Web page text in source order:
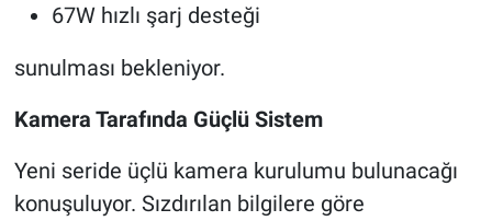
67W hızlı şarj desteği
sunulması bekleniyor.
Kamera Tarafında Güçlü Sistem
Yeni seride üçlü kamera kurulumu bulunacağı
konuşuluyor. Sızdırılan bilgilere göre